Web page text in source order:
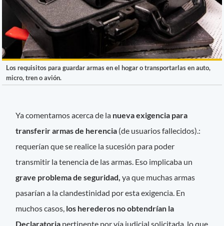
Los requisitos para guardar armas en el hogar o transportarlas en auto,
micro, tren o avión.
Ya comentamos acerca de la nueva exigencia para
transferir armas de herencia (de usuarios fallecidos).:
requerían que se realice la sucesión para poder
transmitir la tenencia de las armas. Eso implicaba un
grave problema de seguridad, ya que muchas armas
pasarían a la clandestinidad por esta exigencia. En
muchos casos, los herederos no obtendrían la
Declaratoria pertinente por vía judicial solicitada, lo que